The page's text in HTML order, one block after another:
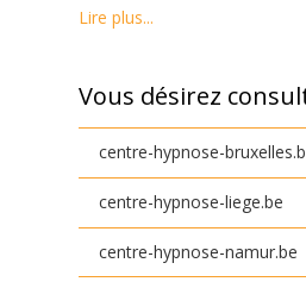
Lire plus...
Vous désirez
centre-hypnose-
centre-hypnose-liege.be
centre-hypnose-namur.be